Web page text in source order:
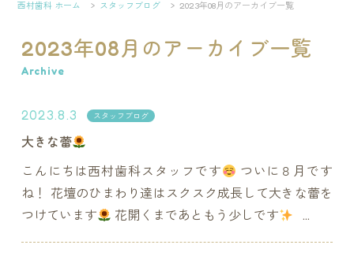
西村歯科 ホーム スタッフブログ 2023年08月のアーカイブ一覧
2023年08月のアーカイブ一覧
Archive
2023.8.3 スタッフブログ
大きな蕾
こんにちは西村歯科スタッフです
ついに８月です
ね！ 花壇のひまわり達はスクスク成長して大きな蕾を
つけています
花開くまであともう少しです ...